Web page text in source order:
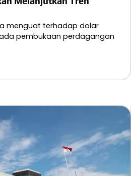
menguat terhadap dolar
pembukaan perdagangan